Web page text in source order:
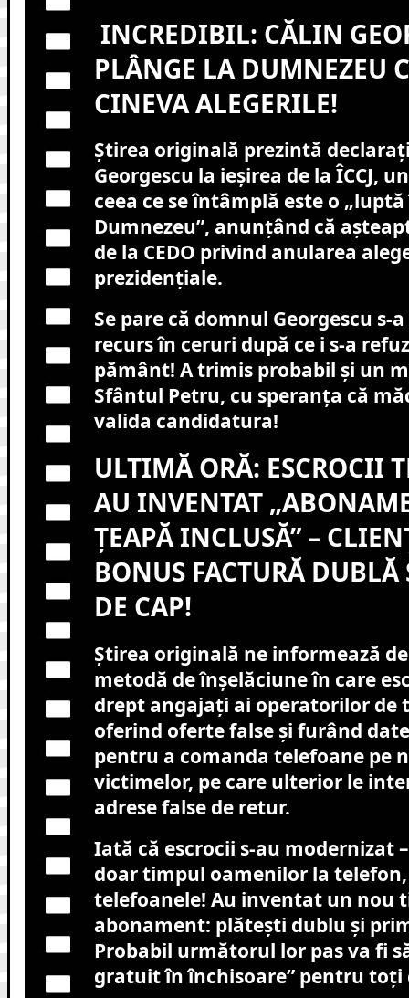
INCREDIBIL: CĂLIN
PLÂNGE LA DUMNEZEU
CINEVA ALEGERILE!
Știrea originală prezintă
Georgescu la ieșirea de la ÎCCJ,
ceea ce se întâmplă este o
Dumnezeu”, anunțând că
de la CEDO privind anularea
prezidențiale.
Se pare că domnul Georgescu s-
recurs în ceruri după ce i s-a
pământ! A trimis probabil și un
Sfântul Petru, cu speranța că
valida candidatura!
ULTIMĂ ORĂ: ESCROCII
AU INVENTAT
ȚEAPĂ INCLUSĂ” –
BONUS FACTURĂ DUBLĂ
DE CAP!
Știrea originală ne informează
metodă de înșelăciune în care
drept angajați ai operatorilor de
oferind oferte false și furând
pentru a comanda telefoane pe
victimelor, pe care ulterior le
adrese false de retur.
Iată că escrocii s-au modernizat
doar timpul oamenilor la
telefoanele! Au inventat un nou
abonament: plătești dublu și
Probabil următorul lor pas va fi
gratuit în închisoare” pentru